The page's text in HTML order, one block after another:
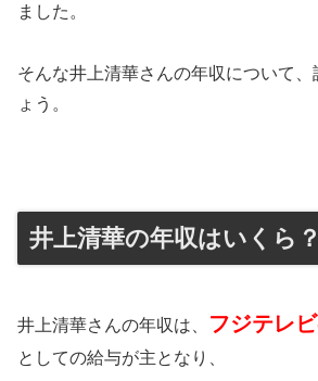
ました。
そんな井上清華さんの年収について
ょう。
井上清華の年収はいくら？
井上清華さんの年収は、 フジテレ
としての給与が主となり、